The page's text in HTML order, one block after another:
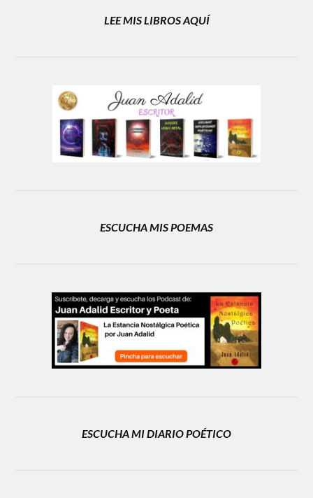
LEE MIS LIBROS AQUÍ
ESCUCHA MIS POEMAS
ESCUCHA MI DIARIO POÉTICO